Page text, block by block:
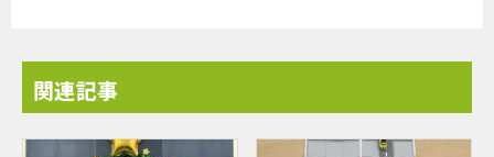
関連記事